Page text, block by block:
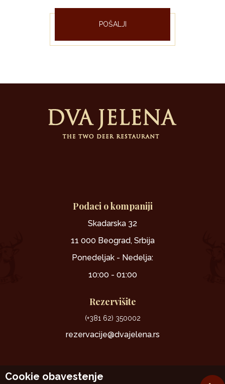
POŠALJI
Podaci o kompaniji
Skadarska 32
11 000 Beograd, Srbija
Ponedeljak - Nedelja:
10:00 - 01:00
Rezervišite
(+381 62) 350002
rezervacije@dvajelena.rs
Cookie obavestenje